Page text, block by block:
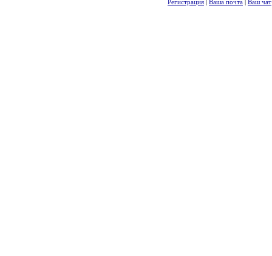
Регистрация | Ваша почта | Ваш чат